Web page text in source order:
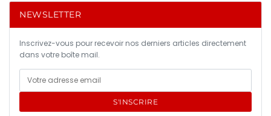
NEWSLETTER
Inscrivez-vous pour recevoir nos derniers articles directement
dans votre boîte mail.
S'INSCRIRE